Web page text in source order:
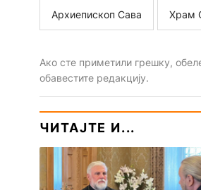
Архиепископ Сава Храм
Ако сте приметили грешку,
обавестите редакцију.
ЧИТАЈТЕ И...